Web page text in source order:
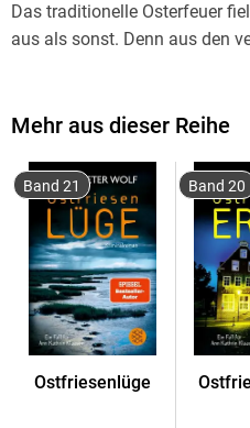
Das traditionelle Osterfeuer
aus als sonst. Denn aus den
Kathrin Klaasen, dass dieser
teilhaben lassen.
Wer ist der Nächste?
Mehr aus dieser Reihe
Band 21
Ostfriesenlüge
Band 20